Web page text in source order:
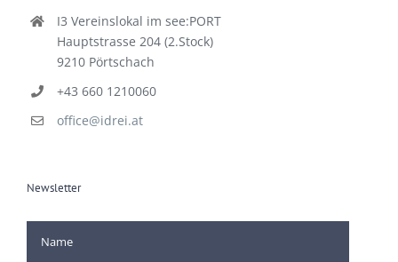
I3 Vereinslokal im see:PORT
Hauptstrasse 204 (2.Stock)
9210 Pörtschach
+43 660 1210060
office@idrei.at
Newsletter